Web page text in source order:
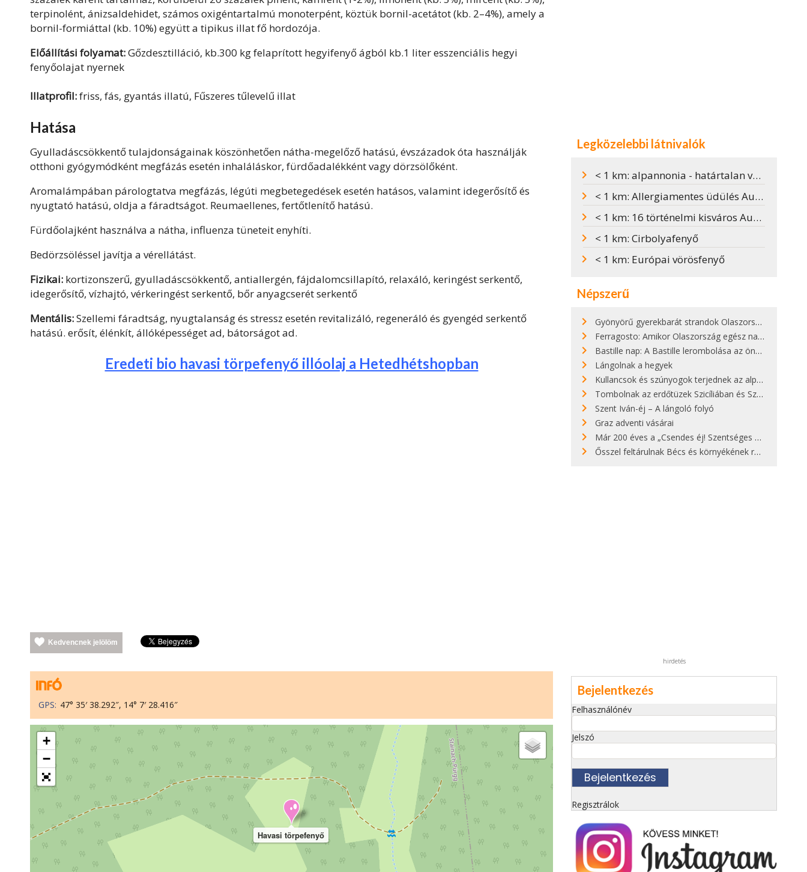
terpinolént, ánizsaldehidet, számos oxigéntartalmú monoterpént, köztük bornil-acetátot (kb. 2–4%), amely a
bornil-formiáttal (kb. 10%) együtt a tipikus illat fő hordozója.
Előállítási folyamat:Gőzdesztilláció, kb.300 kg felaprított hegyifenyő ágból kb.1 liter esszenciális hegyi
fenyőolajat nyernek
Illatprofil:friss, fás, gyantás illatú, Fűszeres tűlevelű illat
Hatása
Gyulladáscsökkentő tulajdonságainak köszönhetően nátha-megelőző hatású, évszázadok óta használják
otthoni gyógymódként megfázás esetén inhaláláskor, fürdőadalékként vagy dörzsölőként.
Aromalámpában párologtatva megfázás, légúti megbetegedések esetén hatásos, valamint idegerősítő és
nyugtató hatású, oldja a fáradtságot. Reumaellenes, fertőtlenítő hatású.
Fürdőolajként használva a nátha, influenza tüneteit enyhíti.
Bedörzsöléssel javítja a vérellátást.
Fizikai: kortizonszerű, gyulladáscsökkentő, antiallergén, fájdalomcsillapító, relaxáló, keringést serkentő,
idegerősítő, vízhajtó, vérkeringést serkentő, bőr anyagcserét serkentő
Mentális:Szellemi fáradtság, nyugtalanság és stressz esetén revitalizáló, regeneráló és gyengéd serkentő
hatású. erősít, élénkít, állóképességet ad, bátorságot ad.
Eredeti bio havasi törpefenyő illóolaj a Hetedhétshopban
Kedvencnek jelölöm
GPS: 47° 35′ 38.292″, 14° 7′ 28.416″
Havasi törpefenyő
+
−
Legközelebbi látnivalók
< 1 km: alpannonia - határtalan vándorlás
< 1 km: Allergiamentes üdülés Ausztriában
< 1 km: 16 történelmi kisváros Ausztriában
< 1 km: Cirbolyafenyő
< 1 km: Európai vörösfenyő
Népszerű
Gyönyörű gyerekbarát strandok Olaszországban - megmutatjuk a 15 legjobbat
Ferragosto: Amikor Olaszország egész nap nyaral
Bastille nap: A Bastille lerombolása az önkényuralom végét jelentette
Lángolnak a hegyek
Kullancsok és szúnyogok terjednek az alpesi legelőkön
Tombolnak az erdőtüzek Szicíliában és Szardínián
Szent Iván-éj – A lángoló folyó
Graz adventi vásárai
Már 200 éves a „Csendes éj! Szentséges éj!”
Ősszel feltárulnak Bécs és környékének rendkívüli építészeti kincsei
hirdetés
Bejelentkezés
Felhasználónév
Jelszó
Regisztrálok